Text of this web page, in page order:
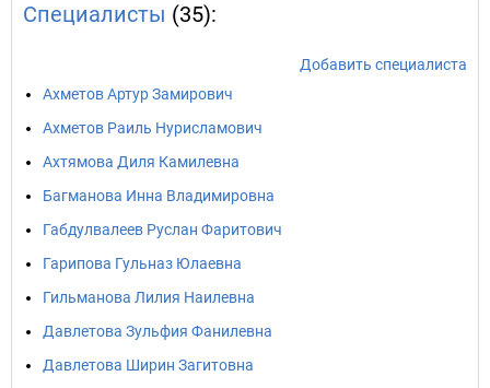
Специалисты (35):
Добавить специалиста
Ахметов Артур Замирович
Ахметов Раиль Нурисламович
Ахтямова Диля Камилевна
Багманова Инна Владимировна
Габдулвалеев Руслан Фаритович
Гарипова Гульназ Юлаевна
Гильманова Лилия Наилевна
Давлетова Зульфия Фанилевна
Давлетова Ширин Загитовна